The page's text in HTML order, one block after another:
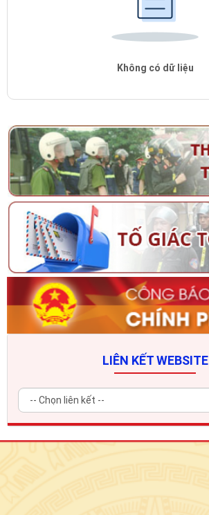
Không có dữ liệu
LIÊN KẾT WEBSITE